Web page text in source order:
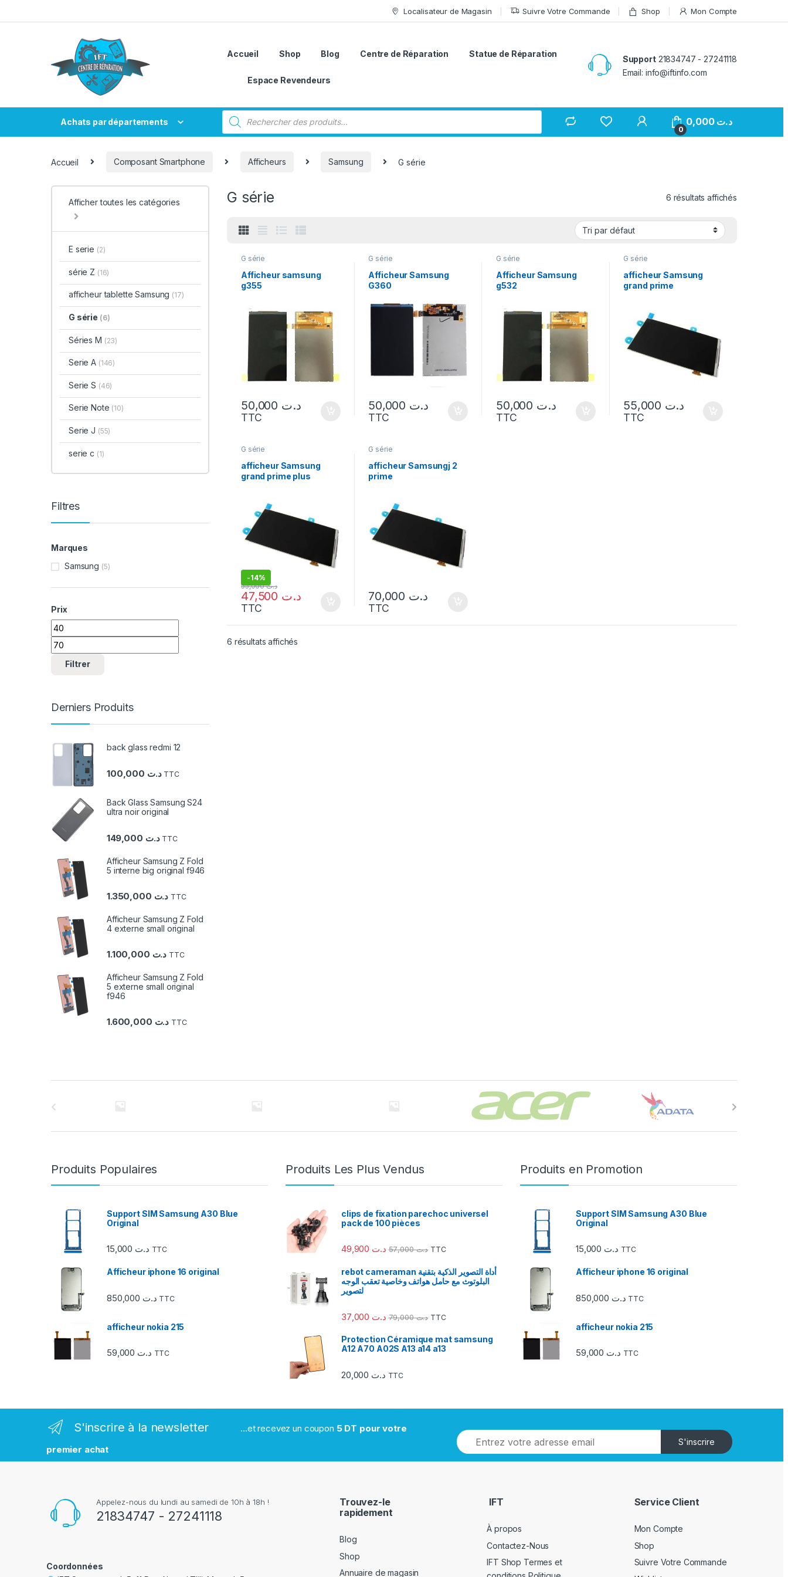
Localisateur de Magasin Suivre Votre Commande Shop Mon Compte
Accueil Shop Blog Centre de Réparation Statue de Réparation
Espace Revendeurs
Support21834747 - 27241118
Email: info@iftinfo.com
Achats par départements
Recherche de produits
0
د.ت 0,000
Accueil Composant Smartphone Afficheurs Samsung G série
G série 6 résultats affichés
G série
Afficheur samsung
g355
د.ت
TTC
G série
Afficheur Samsung
G360
د.ت
TTC
G série
Afficheur Samsung
g532
د.ت
TTC
G série
afficheur Samsung
grand prime
د.ت
TTC
G série
afficheur Samsung
grand prime plus
-14%
د.ت
د.ت55,000
TTC
G série
afficheur Samsungj 2
prime
د.ت
TTC
6 résultats affichés
Afficher toutes les catégories
E serie (2)
série Z (16)
afficheur tablette Samsung (17)
G série (6)
Séries M (23)
Serie A (146)
Serie S (46)
Serie Note (10)
Serie J (55)
serie c (1)
Filtres
Marques
Samsung (5)
Prix
Prix min
Prix max
Filtrer
Derniers Produits
back glass redmi 12
د.ت TTC
Back Glass Samsung S24
ultra noir original
د.ت TTC
Afficheur Samsung Z Fold
5 interne big original f946
د.ت TTC
Afficheur Samsung Z Fold
4 externe small original
د.ت TTC
Afficheur Samsung Z Fold
5 externe small original
f946
د.ت TTC
u
Produits Populaires
Support SIM Samsung A30 Blue
Original
د.ت TTC
Afficheur iphone 16 original
د.ت TTC
afficheur nokia 215
د.ت TTC
Produits Les Plus Vendus
clips de fixation parechoc universel
pack de 100 pièces
د.ت د.ت57,000 TTC
rebot cameraman أداة التصوير الذكية بتقنية
البلوتوث مع حامل هواتف وخاصية تعقب الوجه
لتصوير
د.ت د.ت79,000 TTC
Protection Céramique mat samsung
A12 A70 A02S A13 a14 a13
د.ت TTC
Produits en Promotion
Support SIM Samsung A30 Blue
Original
د.ت TTC
Afficheur iphone 16 original
د.ت TTC
afficheur nokia 215
د.ت TTC
S'inscrire à la newsletter ...et recevez un coupon 5 DT pour votre
premier achat
S'inscrire
Appelez-nous du lundi au samedi de 10h à 18h !
21834747 - 27241118
Coordonnées
Trouvez-le
rapidement
Blog
Shop
Annuaire de magasin
IFT
À propos
Contactez-Nous
IFT Shop Termes et
Service Client
Mon Compte
Shop
Suivre Votre Commande